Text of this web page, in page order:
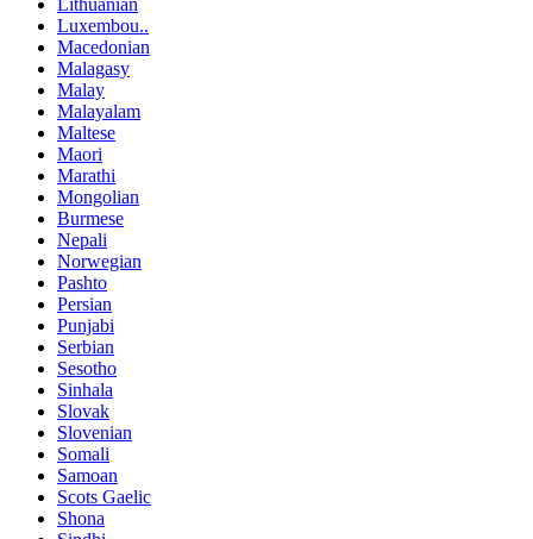
Lithuanian
Luxembou..
Macedonian
Malagasy
Malay
Malayalam
Maltese
Maori
Marathi
Mongolian
Burmese
Nepali
Norwegian
Pashto
Persian
Punjabi
Serbian
Sesotho
Sinhala
Slovak
Slovenian
Somali
Samoan
Scots Gaelic
Shona